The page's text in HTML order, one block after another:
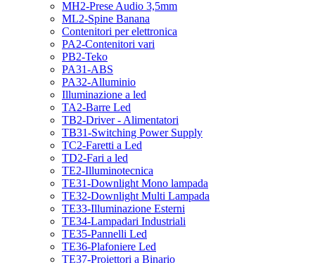
MH2-Prese Audio 3,5mm
ML2-Spine Banana
Contenitori per elettronica
PA2-Contenitori vari
PB2-Teko
PA31-ABS
PA32-Alluminio
Illuminazione a led
TA2-Barre Led
TB2-Driver - Alimentatori
TB31-Switching Power Supply
TC2-Faretti a Led
TD2-Fari a led
TE2-Illuminotecnica
TE31-Downlight Mono lampada
TE32-Downlight Multi Lampada
TE33-Illuminazione Esterni
TE34-Lampadari Industriali
TE35-Pannelli Led
TE36-Plafoniere Led
TE37-Proiettori a Binario